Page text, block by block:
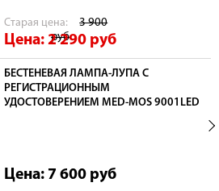
Cтарая цена:
3 900
руб
Цена: 2 290 руб
БЕСТЕНЕВАЯ ЛАМПА-ЛУПА С
РЕГИСТРАЦИОННЫМ
УДОСТОВЕРЕНИЕМ MED-MOS 9001LED
Цена: 7 600 руб